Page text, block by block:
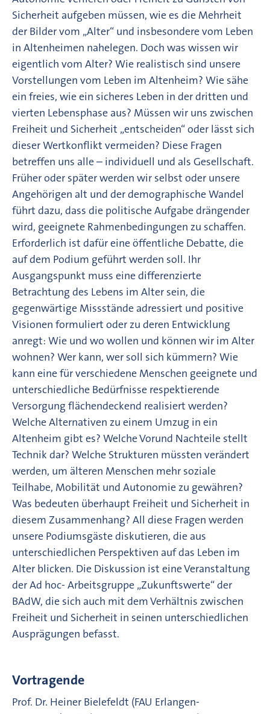
Sicherheit aufgeben müssen, wie es die Mehrheit
der Bilder vom „Alter“ und insbesondere vom Leben
in Altenheimen nahelegen. Doch was wissen wir
eigentlich vom Alter? Wie realistisch sind unsere
Vorstellungen vom Leben im Altenheim? Wie sähe
ein freies, wie ein sicheres Leben in der dritten und
vierten Lebensphase aus? Müssen wir uns zwischen
Freiheit und Sicherheit „entscheiden“ oder lässt sich
dieser Wertkonflikt vermeiden? Diese Fragen
betreffen uns alle – individuell und als Gesellschaft.
Früher oder später werden wir selbst oder unsere
Angehörigen alt und der demographische Wandel
führt dazu, dass die politische Aufgabe drängender
wird, geeignete Rahmenbedingungen zu schaffen.
Erforderlich ist dafür eine öffentliche Debatte, die
auf dem Podium geführt werden soll. Ihr
Ausgangspunkt muss eine differenzierte
Betrachtung des Lebens im Alter sein, die
gegenwärtige Missstände adressiert und positive
Visionen formuliert oder zu deren Entwicklung
anregt: Wie und wo wollen und können wir im Alter
wohnen? Wer kann, wer soll sich kümmern? Wie
kann eine für verschiedene Menschen geeignete und
unterschiedliche Bedürfnisse respektierende
Versorgung flächendeckend realisiert werden?
Welche Alternativen zu einem Umzug in ein
Altenheim gibt es? Welche Vorund Nachteile stellt
Technik dar? Welche Strukturen müssten verändert
werden, um älteren Menschen mehr soziale
Teilhabe, Mobilität und Autonomie zu gewähren?
Was bedeuten überhaupt Freiheit und Sicherheit in
diesem Zusammenhang? All diese Fragen werden
unsere Podiumsgäste diskutieren, die aus
unterschiedlichen Perspektiven auf das Leben im
Alter blicken. Die Diskussion ist eine Veranstaltung
der Ad hoc- Arbeitsgruppe „Zukunftswerte“ der
BAdW, die sich auch mit dem Verhältnis zwischen
Freiheit und Sicherheit in seinen unterschiedlichen
Ausprägungen befasst.
Vortragende
Prof. Dr. Heiner Bielefeldt (FAU Erlangen-